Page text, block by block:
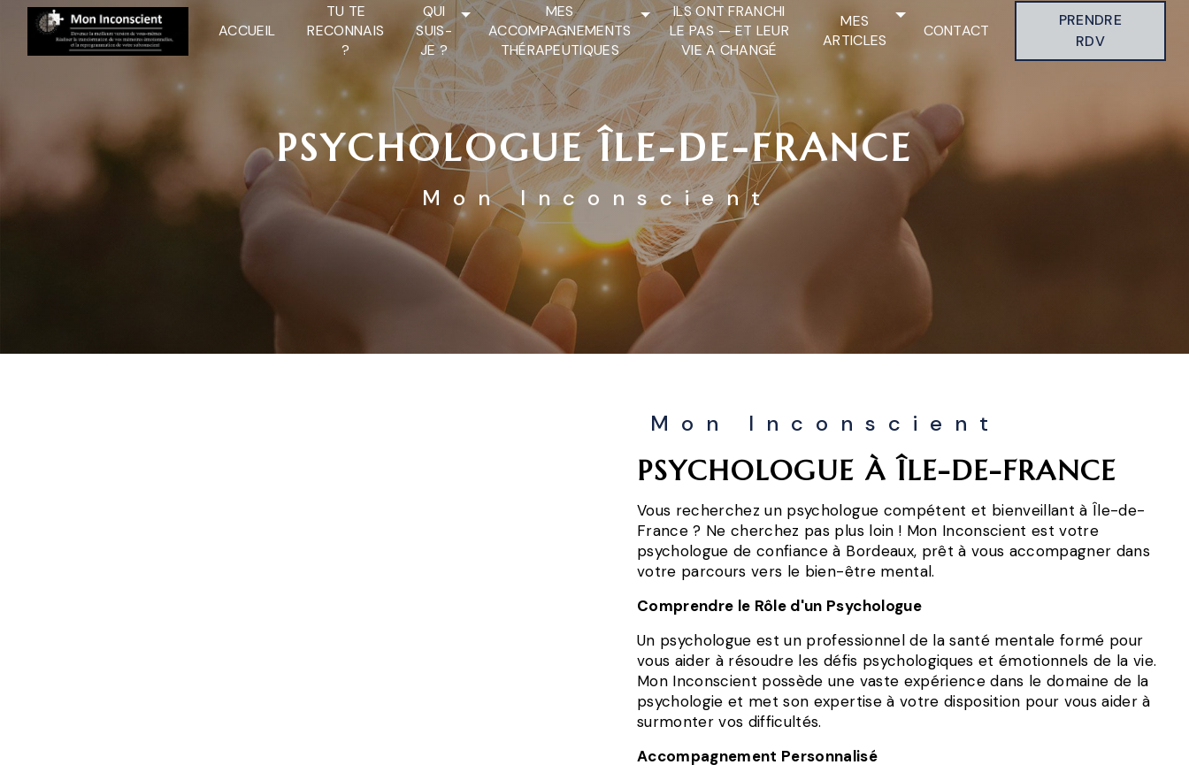
ACCUEIL
TU TE
RECONNAIS
?
QUI
SUIS-
JE ?
MES
ACCOMPAGNEMENTS
THÉRAPEUTIQUES
ILS ONT FRANCHI
LE PAS — ET LEUR
VIE A CHANGÉ
MES
ARTICLES
CONTACT
PRENDRE
RDV
PSYCHOLOGUE ÎLE-DE-FRANCE
Mon Inconscient
Mon Inconscient
PSYCHOLOGUE À ÎLE-DE-FRANCE
Vous recherchez un psychologue compétent et bienveillant à Île-de-
France ? Ne cherchez pas plus loin ! Mon Inconscient est votre
psychologue de confiance à Bordeaux, prêt à vous accompagner dans
votre parcours vers le bien-être mental.
Comprendre le Rôle d'un Psychologue
Un psychologue est un professionnel de la santé mentale formé pour
vous aider à résoudre les défis psychologiques et émotionnels de la vie.
Mon Inconscient possède une vaste expérience dans le domaine de la
psychologie et met son expertise à votre disposition pour vous aider à
surmonter vos difficultés.
Accompagnement Personnalisé
Panneau de gestion des cookies